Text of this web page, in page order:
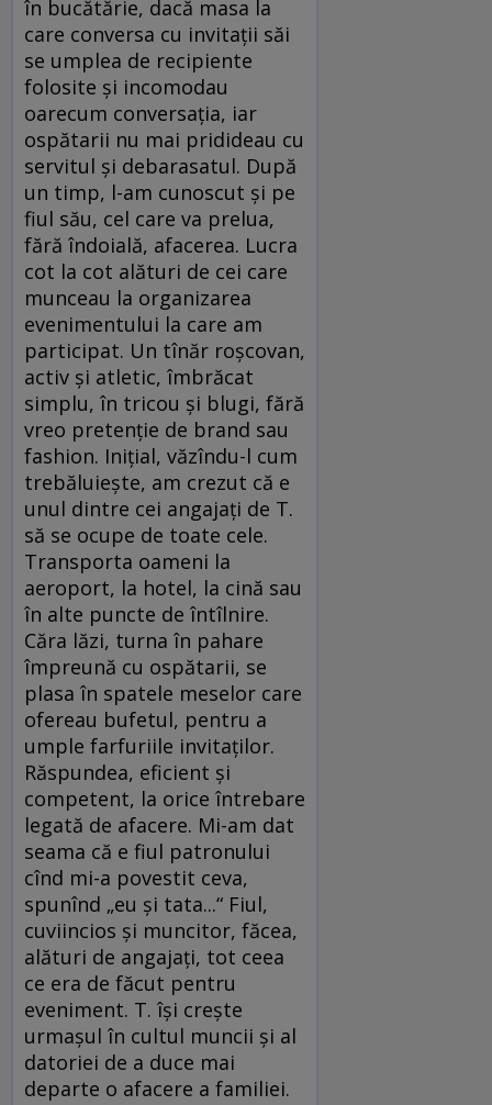
în bucătărie, dacă masa la
care conversa cu invitaţii săi
se umplea de recipiente
folosite şi incomodau
oarecum conversaţia, iar
ospătarii nu mai pridideau cu
servitul şi debarasatul. După
un timp, l-am cunoscut şi pe
fiul său, cel care va prelua,
fără îndoială, afacerea. Lucra
cot la cot alături de cei care
munceau la organizarea
evenimentului la care am
participat. Un tînăr roşcovan,
activ şi atletic, îmbrăcat
simplu, în tricou şi blugi, fără
vreo pretenţie de brand sau
fashion. Iniţial, văzîndu-l cum
trebăluieşte, am crezut că e
unul dintre cei angajaţi de T.
să se ocupe de toate cele.
Transporta oameni la
aeroport, la hotel, la cină sau
în alte puncte de întîlnire.
Căra lăzi, turna în pahare
împreună cu ospătarii, se
plasa în spatele meselor care
ofereau bufetul, pentru a
umple farfuriile invitaţilor.
Răspundea, eficient şi
competent, la orice întrebare
legată de afacere. Mi-am dat
seama că e fiul patronului
cînd mi-a povestit ceva,
spunînd „eu şi tata...“ Fiul,
cuviincios şi muncitor, făcea,
alături de angajaţi, tot ceea
ce era de făcut pentru
eveniment. T. îşi creşte
urmaşul în cultul muncii şi al
datoriei de a duce mai
departe o afacere a familiei.